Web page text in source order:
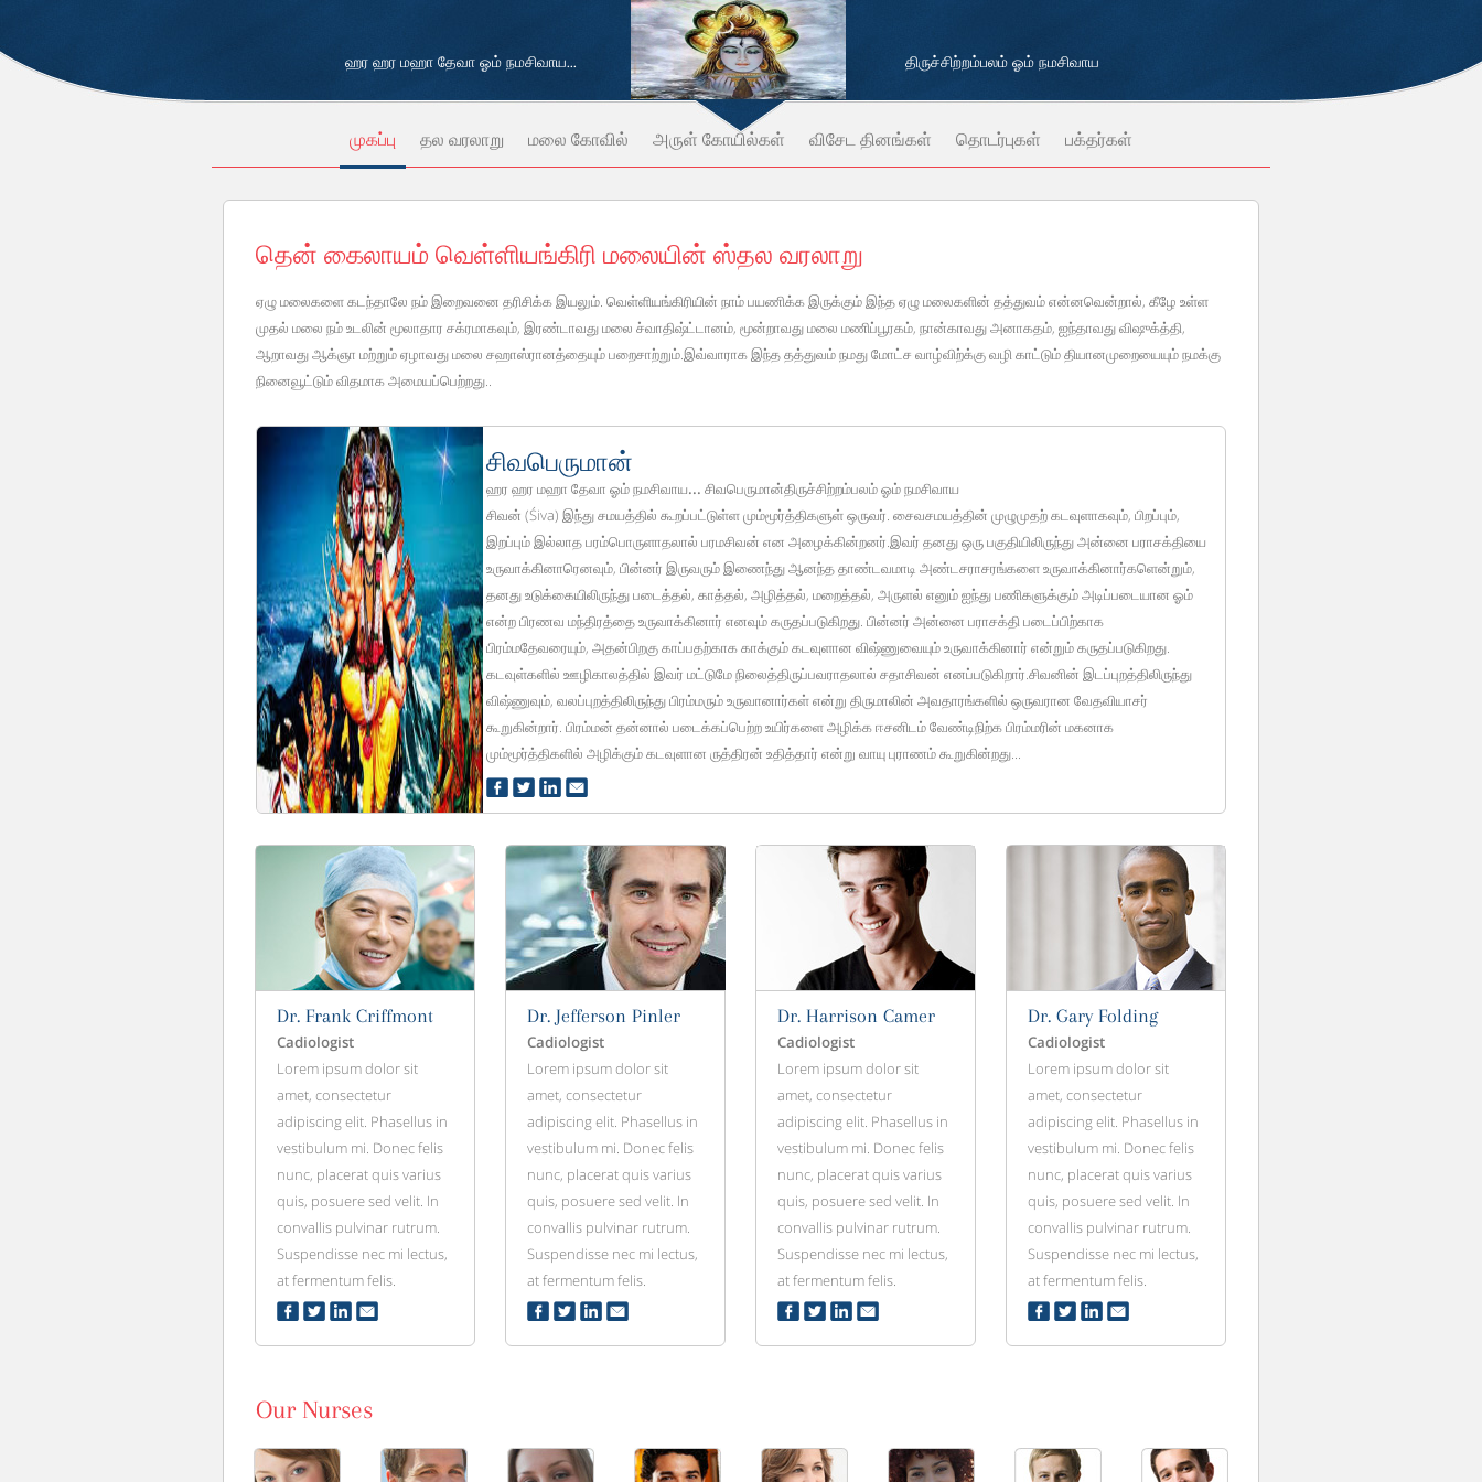
ஹர ஹர மஹா தேவா ஓம் நமசிவாய... திருச்சிற்றம்பலம் ஓம் நமசிவாய
முகப்பு தல வரலாறு மலை கோவில் அருள் கோயில்கள் விசேட தினங்கள் தொடர்புகள் பக்தர்கள்
தென் கைலாயம் வெள்ளியங்கிரி மலையின் ஸ்தல வரலாறு
ஏழு மலைகளை கடந்தாலே நம் இறைவனை தரிசிக்க இயலும். வெள்ளியங்கிரியின் நாம் பயணிக்க இருக்கும் இந்த ஏழு மலைகளின் தத்துவம் என்னவென்றால், கீழே உள்ள
முதல் மலை நம் உடலின் மூலாதார சக்ரமாகவும், இரண்டாவது மலை ச்வாதிஷ்ட்டானம், மூன்றாவது மலை மணிப்பூரகம், நான்காவது அனாகதம், ஐந்தாவது விஷுக்த்தி,
ஆறாவது ஆக்ஞா மற்றும் ஏழாவது மலை சஹாஸ்ரானத்தையும் பறைசாற்றும்.இவ்வாராக இந்த தத்துவம் நமது மோட்ச வாழ்விற்க்கு வழி காட்டும் தியானமுறையையும் நமக்கு
நினைவூட்டும் விதமாக அமையப்பெற்றது..
சிவபெருமான்
ஹர ஹர மஹா தேவா ஓம் நமசிவாய... சிவபெருமான்திருச்சிற்றம்பலம் ஓம் நமசிவாய
சிவன் (Śiva) இந்து சமயத்தில் கூறப்பட்டுள்ள மும்மூர்த்திகளுள் ஒருவர். சைவசமயத்தின் முழுமுதற் கடவுளாகவும், பிறப்பும்,
இறப்பும் இல்லாத பரம்பொருளாதலால் பரமசிவன் என அழைக்கின்றனர்.இவர் தனது ஒரு பகுதியிலிருந்து அன்னை பராசக்தியை
உருவாக்கினாரெனவும், பின்னர் இருவரும் இணைந்து ஆனந்த தாண்டவமாடி அண்டசராசரங்களை உருவாக்கினார்களென்றும்,
தனது உடுக்கையிலிருந்து படைத்தல், காத்தல், அழித்தல், மறைத்தல், அருளல் எனும் ஐந்து பணிகளுக்கும் அடிப்படையான ஓம்
என்ற பிரணவ மந்திரத்தை உருவாக்கினார் எனவும் கருதப்படுகிறது. பின்னர் அன்னை பராசக்தி படைப்பிற்காக
பிரம்மதேவரையும், அதன்பிறகு காப்பதற்காக காக்கும் கடவுளான விஷ்ணுவையும் உருவாக்கினார் என்றும் கருதப்படுகிறது.
கடவுள்களில் ஊழிகாலத்தில் இவர் மட்டுமே நிலைத்திருப்பவராதலால் சதாசிவன் எனப்படுகிறார்.சிவனின் இடப்புறத்திலிருந்து
விஷ்ணுவும், வலப்புறத்திலிருந்து பிரம்மரும் உருவானார்கள் என்று திருமாலின் அவதாரங்களில் ஒருவரான வேதவியாசர்
கூறுகின்றார். பிரம்மன் தன்னால் படைக்கப்பெற்ற உயிர்களை அழிக்க ஈசனிடம் வேண்டிநிற்க பிரம்மரின் மகனாக
மும்மூர்த்திகளில் அழிக்கும் கடவுளான ருத்திரன் உதித்தார் என்று வாயு புராணம் கூறுகின்றது...
Dr. Frank Criffmont
Cadiologist
Lorem ipsum dolor sit
amet, consectetur
adipiscing elit. Phasellus in
vestibulum mi. Donec felis
nunc, placerat quis varius
quis, posuere sed velit. In
convallis pulvinar rutrum.
Suspendisse nec mi lectus,
at fermentum felis.
Dr. Jefferson Pinler
Cadiologist
Lorem ipsum dolor sit
amet, consectetur
adipiscing elit. Phasellus in
vestibulum mi. Donec felis
nunc, placerat quis varius
quis, posuere sed velit. In
convallis pulvinar rutrum.
Suspendisse nec mi lectus,
at fermentum felis.
Dr. Harrison Camer
Cadiologist
Lorem ipsum dolor sit
amet, consectetur
adipiscing elit. Phasellus in
vestibulum mi. Donec felis
nunc, placerat quis varius
quis, posuere sed velit. In
convallis pulvinar rutrum.
Suspendisse nec mi lectus,
at fermentum felis.
Dr. Gary Folding
Cadiologist
Lorem ipsum dolor sit
amet, consectetur
adipiscing elit. Phasellus in
vestibulum mi. Donec felis
nunc, placerat quis varius
quis, posuere sed velit. In
convallis pulvinar rutrum.
Suspendisse nec mi lectus,
at fermentum felis.
Our Nurses